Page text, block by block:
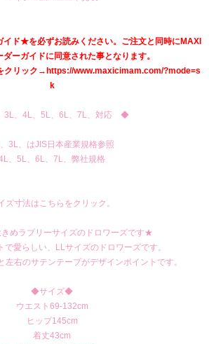
ド★を必ずお読みください。ご注文と同時にMAXI
ーガイドに同意された事となります。
クリック→https://www.maxicimam.com/?mode=s
k
3L、4L、5L、6L、7L、対応 ◆
3L、はJIS日本産業規格参照
、5L、6L、7L、弊社規格
ズ寸法はこちらをクリック。
めラブリーサイズのドロワーズです★
で愛らしい、LLサイズのドロワーズです。
左右のサテンテープがデザインポイントです。
◆サイズ◆
ウエスト69-132cm
ヒップ145cm
着丈43cm